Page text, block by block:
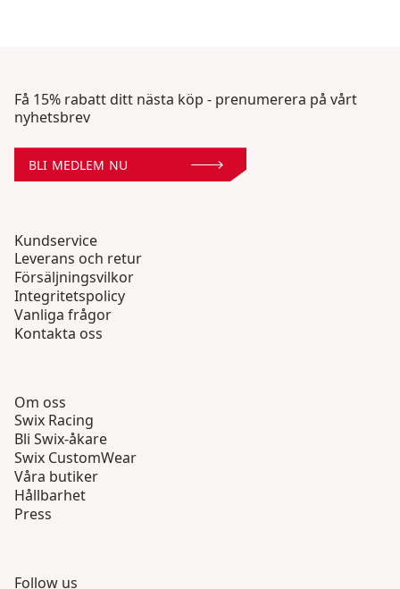
Få 15% rabatt ditt nästa köp - prenumerera på vårt
nyhetsbrev
BLI MEDLEM NU
Kundservice
Leverans och retur
Försäljningsvilkor
Integritetspolicy
Vanliga frågor
Kontakta oss
Om oss
Swix Racing
Bli Swix-åkare
Swix CustomWear
Våra butiker
Hållbarhet
Press
Follow us